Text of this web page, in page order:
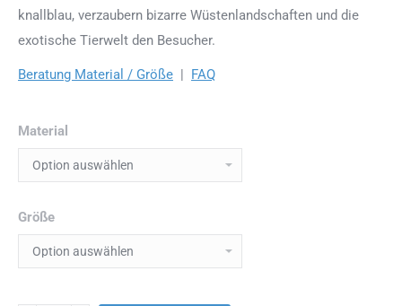
knallblau, verzaubern bizarre Wüstenlandschaften und die
exotische Tierwelt den Besucher.
Beratung Material / Größe | FAQ
Material
Größe